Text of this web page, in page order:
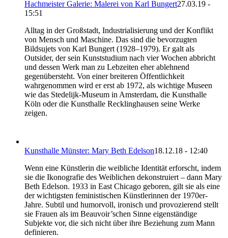
Hachmeister Galerie: Malerei von Karl Bungert27.03.19 -
15:51
Alltag in der Großstadt, Industrialisierung und der Konflikt
von Mensch und Maschine. Das sind die bevorzugten
Bildsujets von Karl Bungert (1928–1979). Er galt als
Outsider, der sein Kunststudium nach vier Wochen abbricht
und dessen Werk man zu Lebzeiten eher ablehnend
gegenübersteht. Von einer breiteren Öffentlichkeit
wahrgenommen wird er erst ab 1972, als wichtige Museen
wie das Stedelijk-Museum in Amsterdam, die Kunsthalle
Köln oder die Kunsthalle Recklinghausen seine Werke
zeigen.
Kunsthalle Münster: Mary Beth Edelson18.12.18 - 12:40
Wenn eine Künstlerin die weibliche Identität erforscht, indem
sie die Ikonografie des Weiblichen dekonstruiert – dann Mary
Beth Edelson. 1933 in East Chicago geboren, gilt sie als eine
der wichtigsten feministischen Künstlerinnen der 1970er-
Jahre. Subtil und humorvoll, ironisch und provozierend stellt
sie Frauen als im Beauvoir’schen Sinne eigenständige
Subjekte vor, die sich nicht über ihre Beziehung zum Mann
definieren.